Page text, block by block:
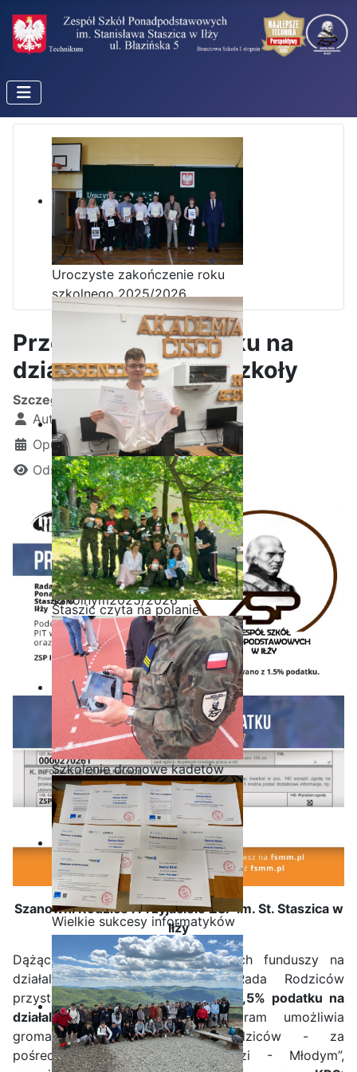
Uroczyste zakończenie roku
szkolnego 2025/2026
Ostatnia garść certyfikatów
Akademii CISCO w roku
szkolnym2025/2026
Staszic czyta na polanie
Szkolenie dronowe kadetów
OPW w Staszicu
Wielkie sukcesy informatyków
ze Staszica w Akademii
CISCO!
Przekaż 1,5% podatku na
działalność naszej szkoły
Szczegóły
Autor:
Kamil Krosta
Opublikowano: 15 styczeń 2026
Odsłon: 1421
Szanowni Rodzice i Przyjaciele ZSP im. St. Staszica w
Iłży
Dążąc do pozyskania dodatkowych funduszy na
działalność statutową szkoły, Rada Rodziców
przystąpiła do programu:Przekaż 1,5% podatku na
działalność swojej szkoły. Program umożliwia
gromadzenie przez Radę Rodziców - za
pośrednictwem Fundacji „ Młodzi - Młodym”,